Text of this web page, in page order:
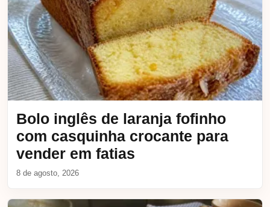
Bolo inglês de laranja fofinho
com casquinha crocante para
vender em fatias
8 de agosto, 2026